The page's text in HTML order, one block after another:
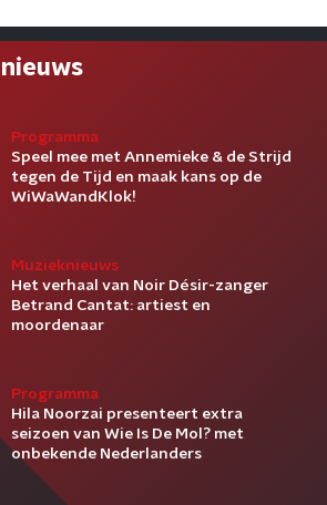
Programma
Speel mee met Annemieke & de Strijd
tegen de Tijd en maak kans op de
WiWaWandKlok!
Muzieknieuws
Het verhaal van Noir Désir-zanger
Betrand Cantat: artiest en
moordenaar
Programma
Hila Noorzai presenteert extra
seizoen van Wie Is De Mol? met
onbekende Nederlanders